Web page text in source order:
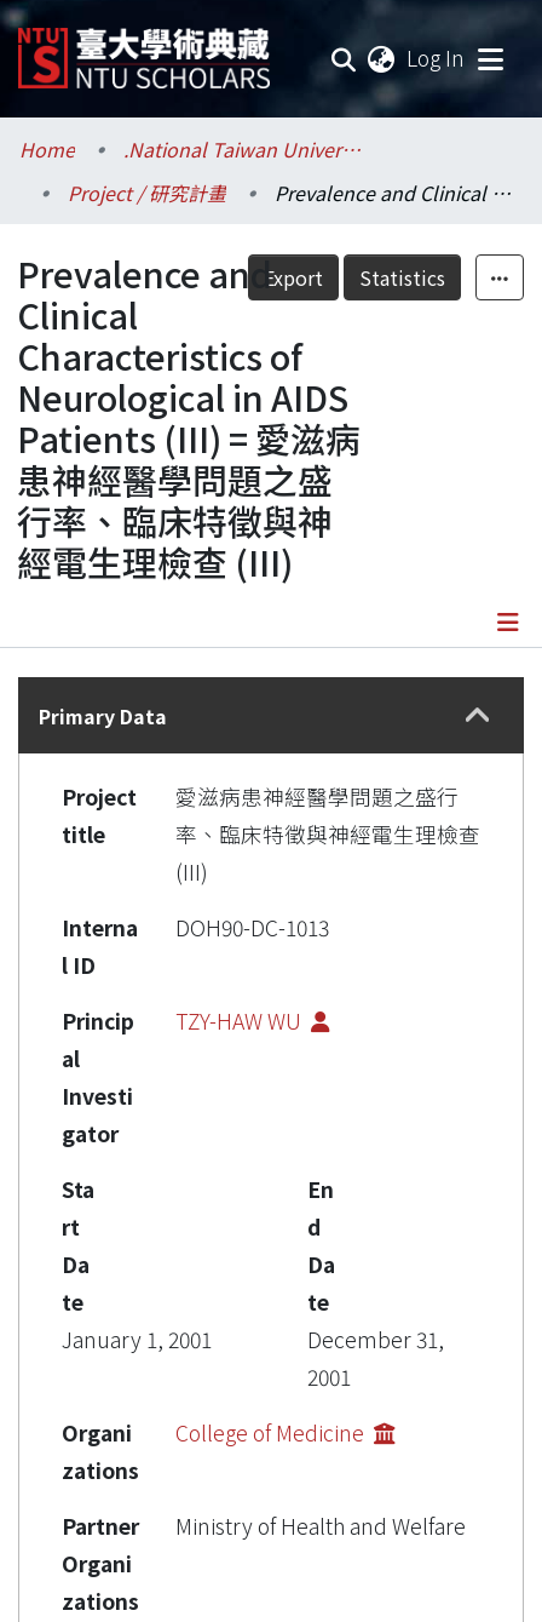
Log In
Communities & Collections
Research Outputs
Fundings & Projects
Researchers
Organizations
Statistics
Home
.National Taiwan University / 國立臺灣大學
Project / 研究計畫
Prevalence and Clinical Characteristics of Neurological in AIDS Patients (III) = 愛滋病患神經醫學問題之盛行率、臨床特徵與神經電生理檢查 (III)
Export Statistics
Prevalence and
Clinical
Characteristics of
Neurological in AIDS
Patients (III) = 愛滋病
患神經醫學問題之盛
行率、臨床特徵與神
經電生理檢查 (III)
Details
Primary Data
Project
title
愛滋病患神經醫學問題之盛行
率、臨床特徵與神經電生理檢查
(III)
Interna
l ID
DOH90-DC-1013
Princip
al
Investi
gator
TZY-HAW WU
Sta
rt
Da
te
January 1, 2001
En
d
Da
te
December 31,
2001
Organi
zations
College of Medicine
Partner
Organi
zations
Ministry of Health and Welfare